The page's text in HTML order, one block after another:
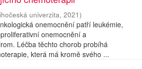
univerzita, 2021)
onemocnění patří leukémie,
onemocnění a
Léčba těchto chorob probíhá
která má kromě svého ...